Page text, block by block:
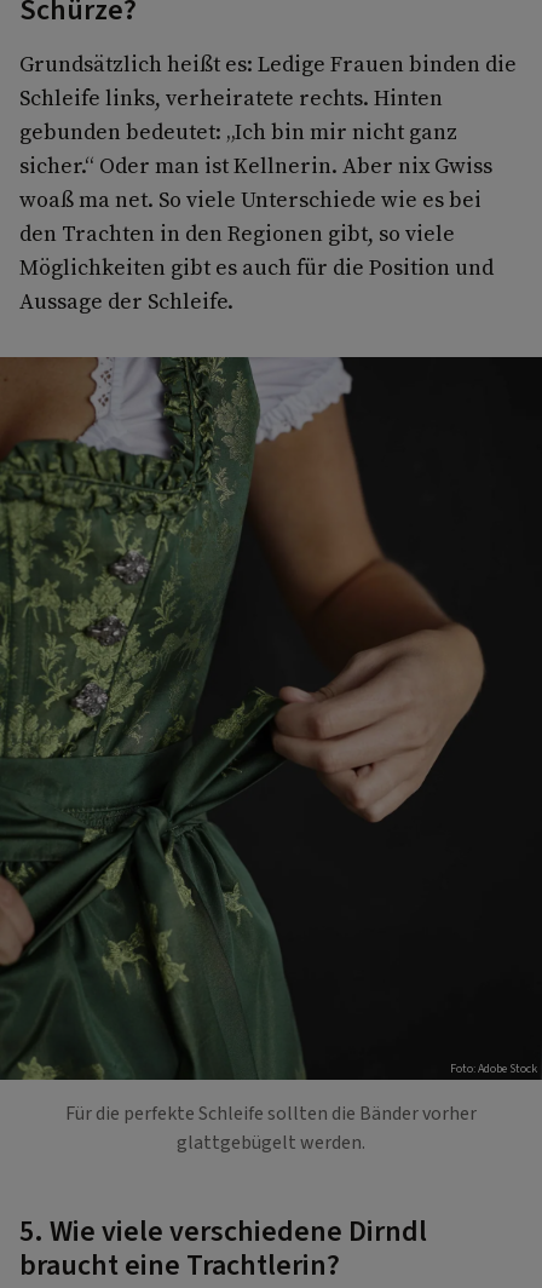
Schürze?
Grundsätzlich heißt es: Ledige Frauen binden die
Schleife links, verheiratete rechts. Hinten
gebunden bedeutet: „Ich bin mir nicht ganz
sicher.“ Oder man ist Kellnerin. Aber nix Gwiss
woaß ma net. So viele Unterschiede wie es bei
den Trachten in den Regionen gibt, so viele
Möglichkeiten gibt es auch für die Position und
Aussage der Schleife.
Foto: Adobe Stock
Für die perfekte Schleife sollten die Bänder vorher
glattgebügelt werden.
5. Wie viele verschiedene Dirndl
braucht eine Trachtlerin?